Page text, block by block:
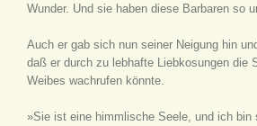
Wunder. Und sie haben diese Barbaren so
Auch er gab sich nun seiner Neigung hin
daß er durch zu lebhafte Liebkosungen die
Weibes wachrufen könnte.
»Sie ist eine himmlische Seele, und ich bin